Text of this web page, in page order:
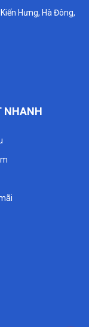
Hưng, Hà Đông,
NHANH